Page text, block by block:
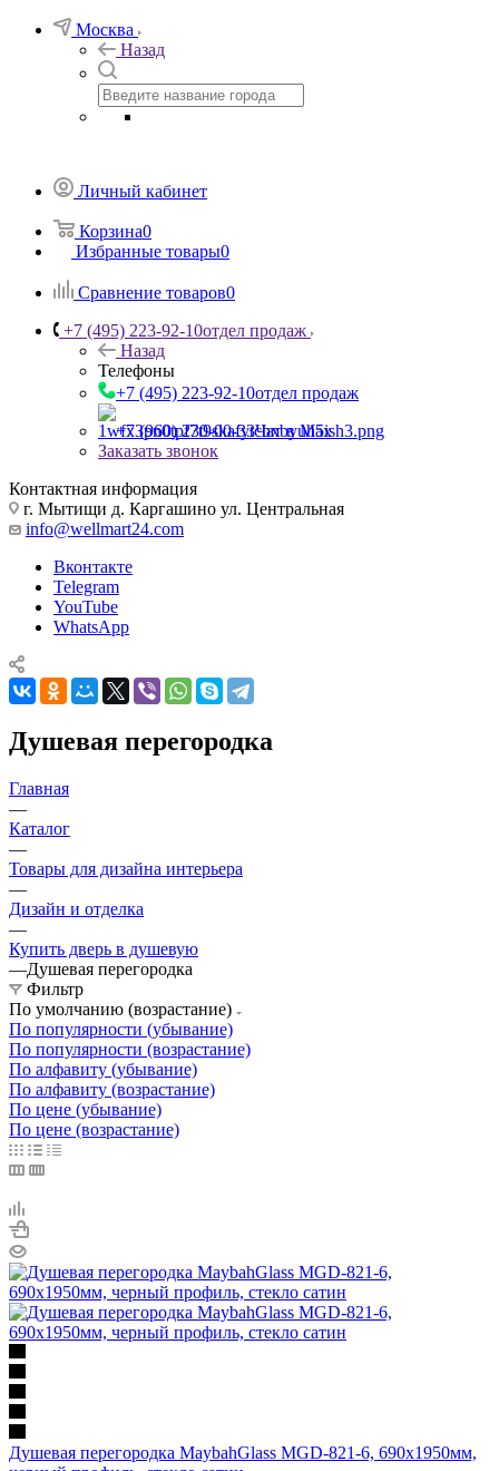
Москва
Назад
Личный кабинет
Корзина0
Избранные товары0
Сравнение товаров0
+7 (495) 223-92-10отдел продаж
Назад
Телефоны
+7 (495) 223-92-10отдел продаж
+7 (960) 230-00-33Чат в Max
Заказать звонок
Контактная информация
г. Мытищи д. Каргашино ул. Центральная
info@wellmart24.com
Вконтакте
Telegram
YouTube
WhatsApp
Душевая перегородка
Главная
—
Каталог
—
Товары для дизайна интерьера
—
Дизайн и отделка
—
Купить дверь в душевую
—Душевая перегородка
Фильтр
По умолчанию (возрастание)
По популярности (убывание)
По популярности (возрастание)
По алфавиту (убывание)
По алфавиту (возрастание)
По цене (убывание)
По цене (возрастание)
Душевая перегородка MaybahGlass MGD-821-6, 690х1950мм,